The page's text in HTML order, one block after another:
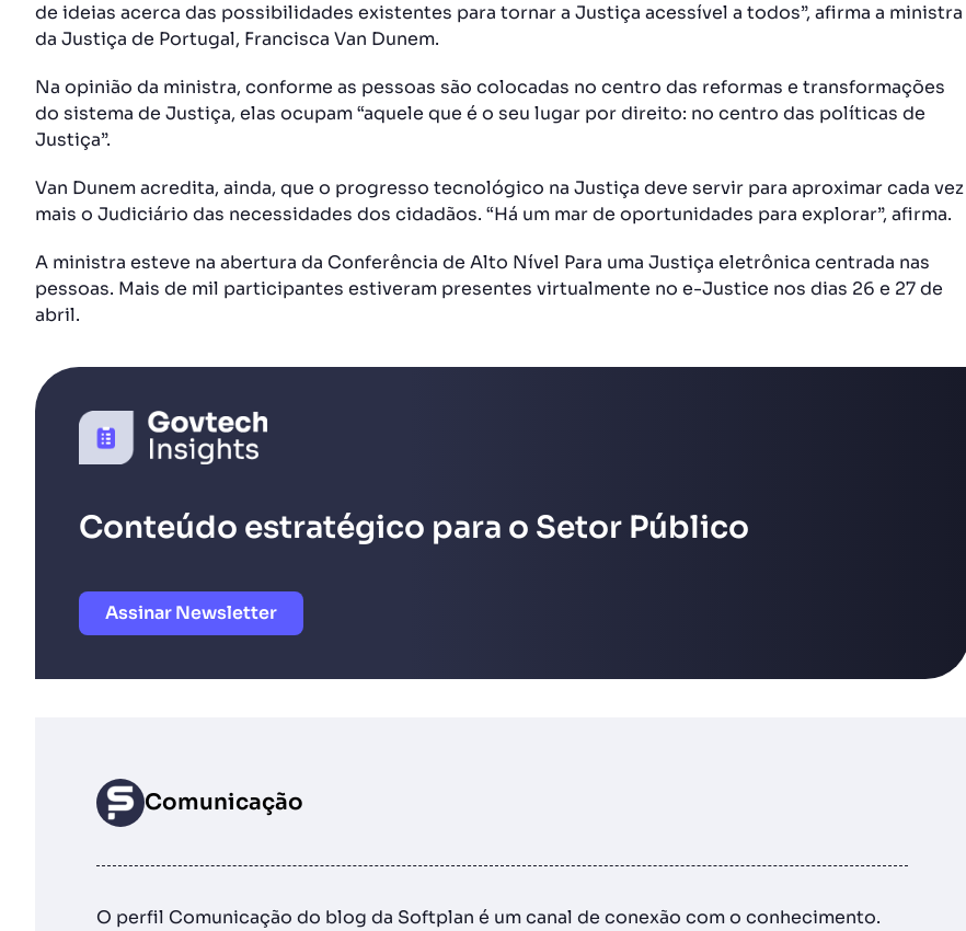
de ideias acerca das possibilidades existentes para tornar a Justiça acessível a todos”, afirma a ministra
da Justiça de Portugal, Francisca Van Dunem.
Na opinião da ministra, conforme as pessoas são colocadas no centro das reformas e transformações
do sistema de Justiça, elas ocupam “aquele que é o seu lugar por direito: no centro das políticas de
Justiça”.
Van Dunem acredita, ainda, que o progresso tecnológico na Justiça deve servir para aproximar cada vez
mais o Judiciário das necessidades dos cidadãos. “Há um mar de oportunidades para explorar”, afirma.
A ministra esteve na abertura da Conferência de Alto Nível Para uma Justiça eletrônica centrada nas
pessoas. Mais de mil participantes estiveram presentes virtualmente no e-Justice nos dias 26 e 27 de
abril.
Conteúdo estratégico para o Setor Público
Assinar Newsletter
Comunicação
O perfil Comunicação do blog da Softplan é um canal de conexão com o conhecimento.